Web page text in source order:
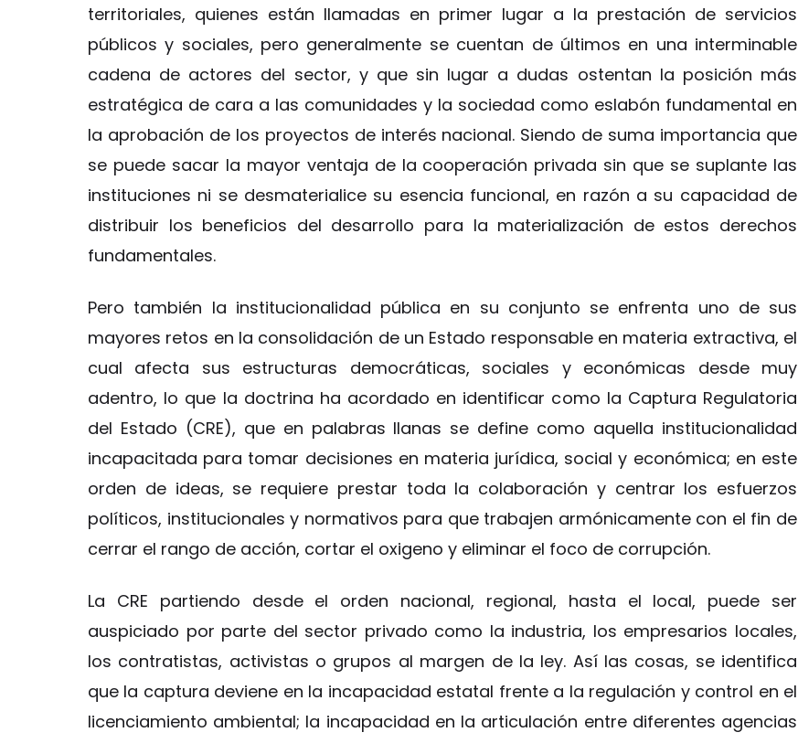
territoriales, quienes están llamadas en primer lugar a la prestación de servicios
públicos y sociales, pero generalmente se cuentan de últimos en una interminable
cadena de actores del sector, y que sin lugar a dudas ostentan la posición más
estratégica de cara a las comunidades y la sociedad como eslabón fundamental en
la aprobación de los proyectos de interés nacional. Siendo de suma importancia que
se puede sacar la mayor ventaja de la cooperación privada sin que se suplante las
instituciones ni se desmaterialice su esencia funcional, en razón a su capacidad de
distribuir los beneficios del desarrollo para la materialización de estos derechos
fundamentales.
Pero también la institucionalidad pública en su conjunto se enfrenta uno de sus
mayores retos en la consolidación de un Estado responsable en materia extractiva, el
cual afecta sus estructuras democráticas, sociales y económicas desde muy
adentro, lo que la doctrina ha acordado en identificar como la Captura Regulatoria
del Estado (CRE), que en palabras llanas se define como aquella institucionalidad
incapacitada para tomar decisiones en materia jurídica, social y económica; en este
orden de ideas, se requiere prestar toda la colaboración y centrar los esfuerzos
políticos, institucionales y normativos para que trabajen armónicamente con el fin de
cerrar el rango de acción, cortar el oxigeno y eliminar el foco de corrupción.
La CRE partiendo desde el orden nacional, regional, hasta el local, puede ser
auspiciado por parte del sector privado como la industria, los empresarios locales,
los contratistas, activistas o grupos al margen de la ley. Así las cosas, se identifica
que la captura deviene en la incapacidad estatal frente a la regulación y control en el
licenciamiento ambiental; la incapacidad en la articulación entre diferentes agencias